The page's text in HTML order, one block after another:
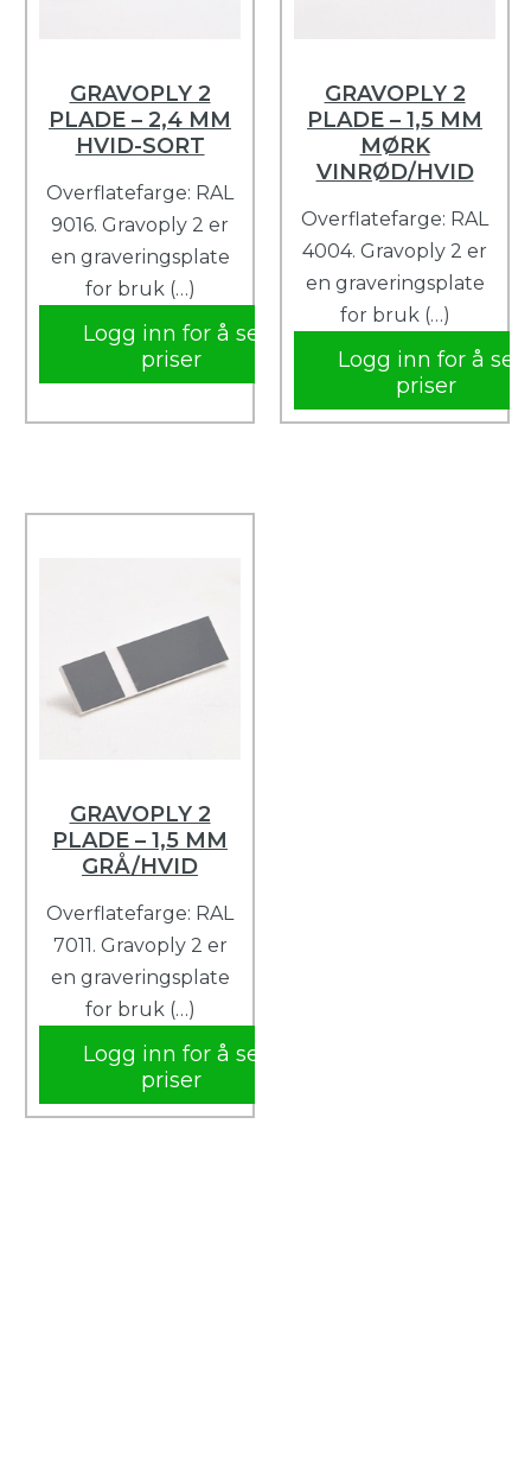
GRAVOPLY 2
PLADE – 2,4 MM
HVID-SORT
Overflatefarge: RAL
9016. Gravoply 2 er
en graveringsplate
for bruk (…)
Logg inn for å se
priser
GRAVOPLY 2
PLADE – 1,5 MM
MØRK
VINRØD/HVID
Overflatefarge: RAL
4004. Gravoply 2 er
en graveringsplate
for bruk (…)
Logg inn for å se
priser
GRAVOPLY 2
PLADE – 1,5 MM
GRÅ/HVID
Overflatefarge: RAL
7011. Gravoply 2 er
en graveringsplate
for bruk (…)
Logg inn for å se
priser